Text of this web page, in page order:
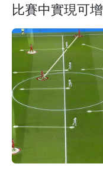
比賽中實現可